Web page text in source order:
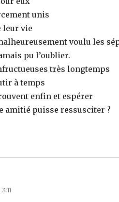
unis
leur vie
voulu les
pu l’oublier.
très longtemps
à temps
enfin et espérer
amitié puisse ressusciter ?